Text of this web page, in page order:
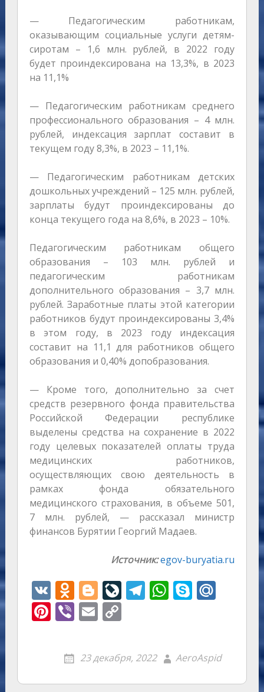
— Педагогическим работникам,
оказывающим социальные услуги детям-
сиротам – 1,6 млн. рублей, в 2022 году
будет проиндексирована на 13,3%, в 2023
на 11,1%
— Педагогическим работникам среднего
профессионального образования – 4 млн.
рублей, индексация зарплат составит в
текущем году 8,3%, в 2023 – 11,1%.
— Педагогическим работникам детских
дошкольных учреждений – 125 млн. рублей,
зарплаты будут проиндексированы до
конца текущего года на 8,6%, в 2023 – 10%.
Педагогическим работникам общего
образования – 103 млн. рублей и
педагогическим работникам
дополнительного образования – 3,7 млн.
рублей. Заработные платы этой категории
работников будут проиндексированы 3,4%
в этом году, в 2023 году индексация
составит на 11,1 для работников общего
образования и 0,40% допобразования.
— Кроме того, дополнительно за счет
средств резервного фонда правительства
Российской Федерации республике
выделены средства на сохранение в 2022
году целевых показателей оплаты труда
медицинских работников,
осуществляющих свою деятельность в
рамках фонда обязательного
медицинского страхования, в объеме 501,
7 млн. рублей, — рассказал министр
финансов Бурятии Георгий Мадаев.
Источник:egov-buryatia.ru
V
K
O
d
n
kl
as
Bl
o
g
er
Li
v
eJ
u
r
T
a
m
W
A
p
S
e
M
u
Pi
er
Vi
er
E
ai
l
C
p
y
23 декабря, 2022 AeroAspid